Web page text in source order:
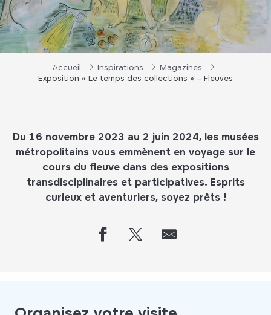
Accueil Inspirations
Magazines
Exposition « Le temps des collections » – Fleuves
Du 16 novembre 2023 au 2 juin 2024, les musées
métropolitains vous emmènent en voyage sur le
cours du fleuve dans des expositions
transdisciplinaires et participatives. Esprits
curieux et aventuriers, soyez prêts !